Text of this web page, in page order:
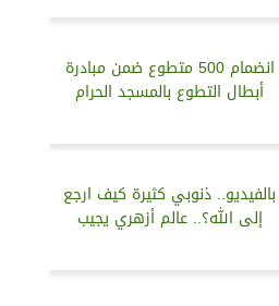
انضمام 500 متطوع ضمن مبادرة
أبطال التطوع بالمسجد الحرام
بالفيديو.. ذنوبي كثيرة كيف ارجع
إلى الله؟.. عالم أزهري يجيب